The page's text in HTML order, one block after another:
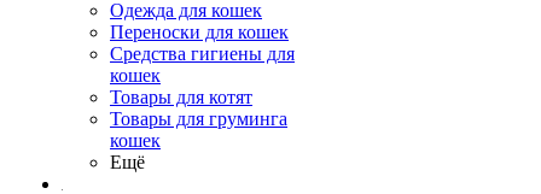
Одежда для кошек
Переноски для кошек
Средства гигиены для
кошек
Товары для котят
Товары для груминга
кошек
Ещё